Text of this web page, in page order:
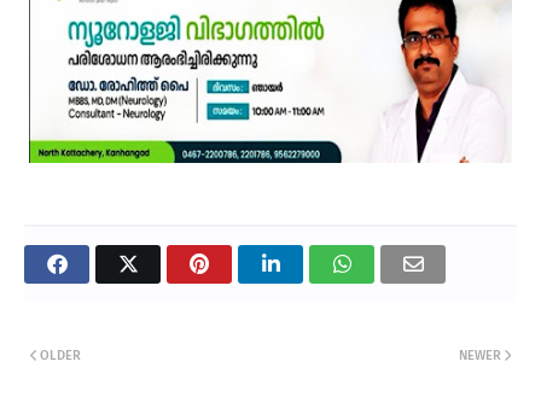
NEWER
OLDER